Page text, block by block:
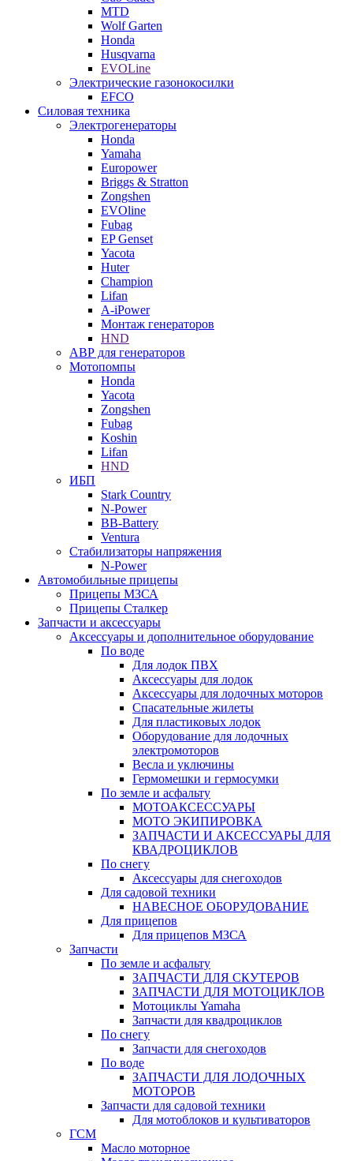
MTD
Wolf Garten
Honda
Husqvarna
EVOLine
Электрические газонокосилки
EFCO
Силовая техника
Электрогенераторы
Honda
Yamaha
Europower
Briggs & Stratton
Zongshen
EVOline
Fubag
EP Genset
Yacota
Huter
Champion
Lifan
A-iPower
Монтаж генераторов
HND
АВР для генераторов
Мотопомпы
Honda
Yacota
Zongshen
Fubag
Koshin
Lifan
HND
ИБП
Stark Country
N-Power
BB-Battery
Ventura
Стабилизаторы напряжения
N-Power
Автомобильные прицепы
Прицепы МЗСА
Прицепы Сталкер
Запчасти и аксессуары
Аксессуары и дополнительное оборудование
По воде
Для лодок ПВХ
Аксессуары для лодок
Аксессуары для лодочных моторов
Спасательные жилеты
Для пластиковых лодок
Оборудование для лодочных
электромоторов
Весла и уключины
Гермомешки и гермосумки
По земле и асфальту
МОТОАКСЕССУАРЫ
МОТО ЭКИПИРОВКА
ЗАПЧАСТИ И АКСЕССУАРЫ ДЛЯ
КВАДРОЦИКЛОВ
По снегу
Аксессуары для снегоходов
Для садовой техники
НАВЕСНОЕ ОБОРУДОВАНИЕ
Для прицепов
Для прицепов МЗСА
Запчасти
По земле и асфальту
ЗАПЧАСТИ ДЛЯ СКУТЕРОВ
ЗАПЧАСТИ ДЛЯ МОТОЦИКЛОВ
Мотоциклы Yamaha
Запчасти для квадроциклов
По снегу
Запчасти для снегоходов
По воде
ЗАПЧАСТИ ДЛЯ ЛОДОЧНЫХ
МОТОРОВ
Запчасти для садовой техники
Для мотоблоков и культиваторов
ГСМ
Масло моторное